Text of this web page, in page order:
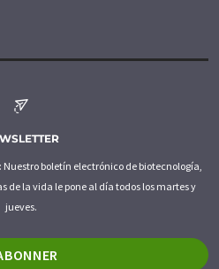
boletín electrónico de biotecnología,
de la vida le pone al día todos los martes y
jueves.